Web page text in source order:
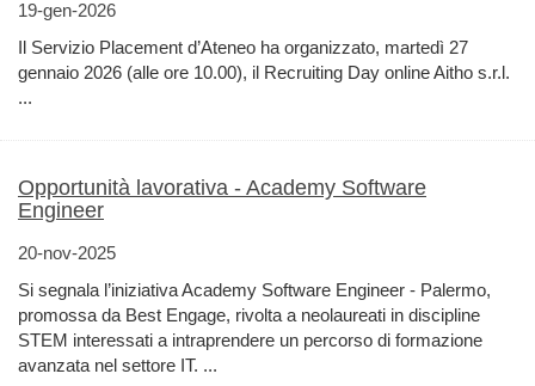
19-gen-2026
Il Servizio Placement d’Ateneo ha organizzato, martedì 27
gennaio 2026 (alle ore 10.00), il Recruiting Day online Aitho s.r.l.
...
Opportunità lavorativa - Academy Software
Engineer
20-nov-2025
Si segnala l’iniziativa Academy Software Engineer - Palermo,
promossa da Best Engage, rivolta a neolaureati in discipline
STEM interessati a intraprendere un percorso di formazione
avanzata nel settore IT. ...